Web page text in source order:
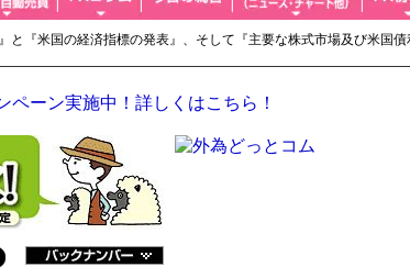
と『米国の経済指標の発表』、そして『主要な株式市場及び米国債
ペーン実施中！詳しくはこちら！